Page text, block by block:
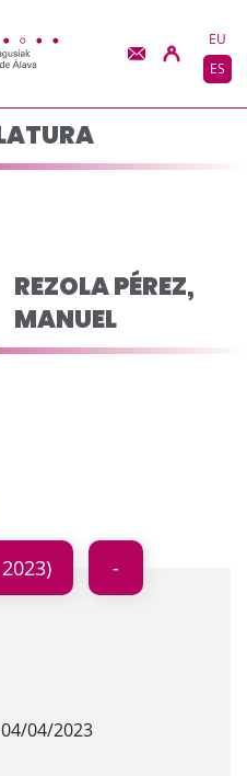
del
EU
ES
REZOLA PÉREZ,
MANUEL
04/2023